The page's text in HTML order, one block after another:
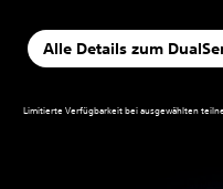
Alle Details zum
Limitierte Verfügbarkeit bei ausgewählten